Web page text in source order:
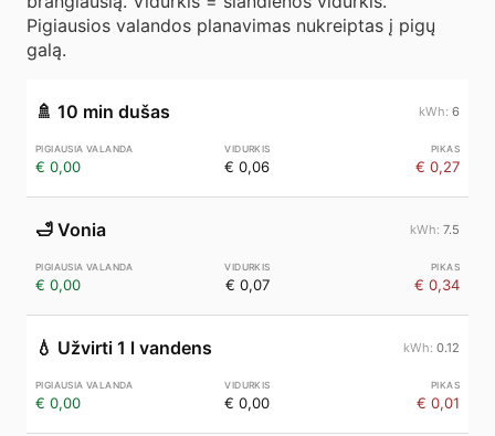
Pigiausios valandos planavimas nukreiptas į pigų
galą.
🚿 10 min dušas 6
€ 0,00 € 0,06 € 0,27
🛁 Vonia 7.5
€ 0,00 € 0,07 € 0,34
💧 Užvirti 1 l vandens 0.12
€ 0,00 € 0,00 € 0,01